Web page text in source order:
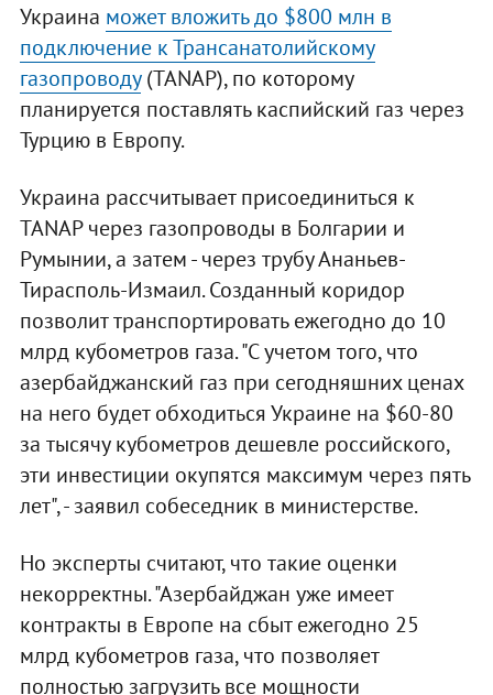
Украина может вложить до $800 млн в
подключение к Трансанатолийскому
газопроводу(TANAP), по которому
планируется поставлять каспийский газ через
Турцию в Европу.
Украина рассчитывает присоединиться к
TANAP через газопроводы в Болгарии и
Румынии, а затем - через трубу Ананьев-
Тирасполь-Измаил. Созданный коридор
позволит транспортировать ежегодно до 10
млрд кубометров газа. "С учетом того, что
азербайджанский газ при сегодняшних ценах
на него будет обходиться Украине на $60-80
за тысячу кубометров дешевле российского,
эти инвестиции окупятся максимум через пять
лет", - заявил собеседник в министерстве.
Но эксперты считают, что такие оценки
некорректны. "Азербайджан уже имеет
контракты в Европе на сбыт ежегодно 25
млрд кубометров газа, что позволяет
полностью загрузить все мощности